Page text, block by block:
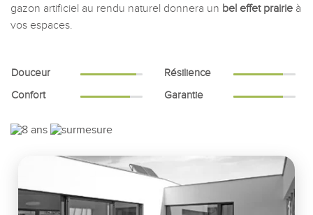
gazon artificiel au rendu naturel donnera un bel effet prairie à
vos espaces.
Douceur
Résilience
Confort
Garantie